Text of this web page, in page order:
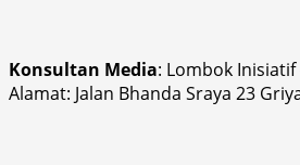
Konsultan Media: Lombok
Alamat: Jalan Bhanda Sraya 23